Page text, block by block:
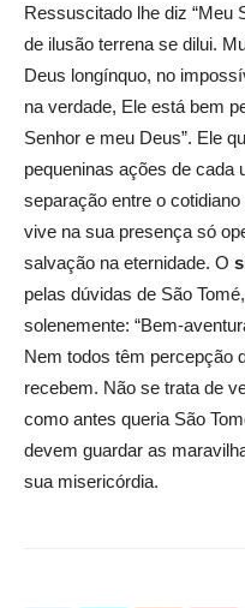
Ressuscitado lhe diz “Meu
de ilusão terrena se dilui.
Deus longínquo, no
na verdade, Ele está bem
Senhor e meu Deus”. Ele
pequeninas ações de cada
separação entre o
vive na sua presença só
salvação na eternidade. O
pelas dúvidas de São
solenemente: “Bem-
Nem todos têm percepção
recebem. Não se trata de
como antes queria São
devem guardar as
sua misericórdia.